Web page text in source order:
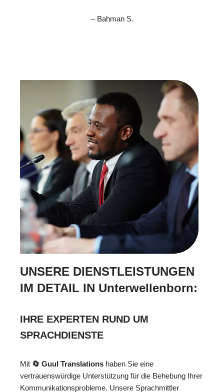
– Bahman S.
UNSERE DIENSTLEISTUNGEN
IM DETAIL IN Unterwellenborn:
IHRE EXPERTEN RUND UM
SPRACHDIENSTE
Mit 🔄 Guul Translations haben Sie eine
vertrauenswürdige Unterstützung für die Behebung Ihrer
Kommunikationsprobleme. Unsere Sprachmittler